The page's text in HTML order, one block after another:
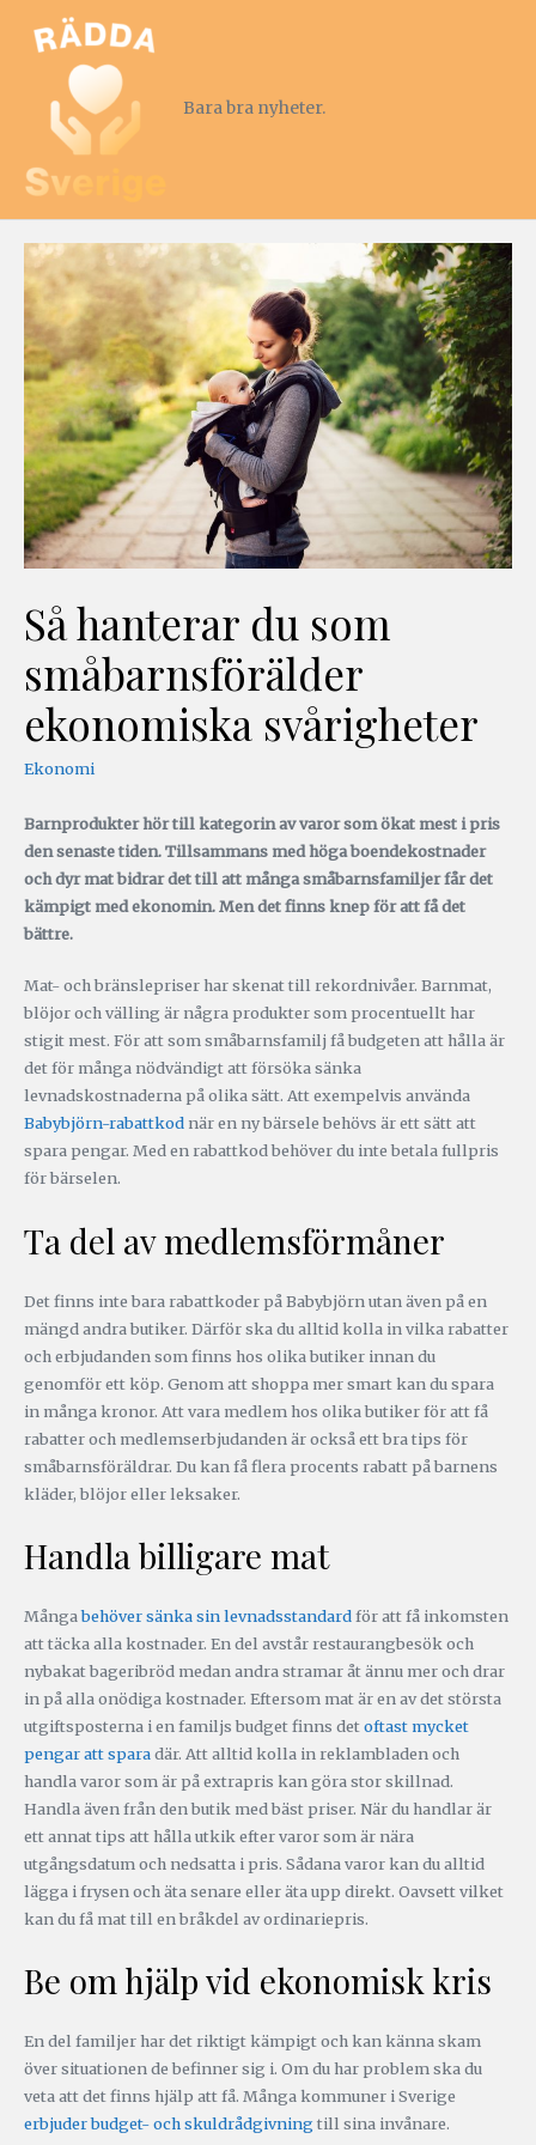
Bara bra nyheter.
Så hanterar du som
småbarnsförälder
ekonomiska svårigheter
Ekonomi
Barnprodukter hör till kategorin av varor som ökat mest i pris
den senaste tiden. Tillsammans med höga boendekostnader
och dyr mat bidrar det till att många småbarnsfamiljer får det
kämpigt med ekonomin. Men det finns knep för att få det
bättre.
Mat- och bränslepriser har skenat till rekordnivåer. Barnmat,
blöjor och välling är några produkter som procentuellt har
stigit mest. För att som småbarnsfamilj få budgeten att hålla är
det för många nödvändigt att försöka sänka
levnadskostnaderna på olika sätt. Att exempelvis använda
Babybjörn-rabattkod när en ny bärsele behövs är ett sätt att
spara pengar. Med en rabattkod behöver du inte betala fullpris
för bärselen.
Ta del av medlemsförmåner
Det finns inte bara rabattkoder på Babybjörn utan även på en
mängd andra butiker. Därför ska du alltid kolla in vilka rabatter
och erbjudanden som finns hos olika butiker innan du
genomför ett köp. Genom att shoppa mer smart kan du spara
in många kronor. Att vara medlem hos olika butiker för att få
rabatter och medlemserbjudanden är också ett bra tips för
småbarnsföräldrar. Du kan få flera procents rabatt på barnens
kläder, blöjor eller leksaker.
Handla billigare mat
Mångabehöver sänka sin levnadsstandardför att få inkomsten
att täcka alla kostnader. En del avstår restaurangbesök och
nybakat bageribröd medan andra stramar åt ännu mer och drar
in på alla onödiga kostnader. Eftersom mat är en av det största
utgiftsposterna i en familjs budget finns detoftast mycket
pengar att sparadär. Att alltid kolla in reklambladen och
handla varor som är på extrapris kan göra stor skillnad.
Handla även från den butik med bäst priser. När du handlar är
ett annat tips att hålla utkik efter varor som är nära
utgångsdatum och nedsatta i pris. Sådana varor kan du alltid
lägga i frysen och äta senare eller äta upp direkt. Oavsett vilket
kan du få mat till en bråkdel av ordinariepris.
Be om hjälp vid ekonomisk kris
En del familjer har det riktigt kämpigt och kan känna skam
över situationen de befinner sig i. Om du har problem ska du
veta att det finns hjälp att få. Många kommuner i Sverige
erbjuder budget- och skuldrådgivning till sina invånare.